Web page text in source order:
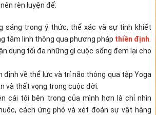
rèn luyện để:
sáng trong ý thức, thể xác và sự tinh khiết
tâm linh thông qua phương pháp thiền định
dụng tối đa những gì cuộc sống đem lại cho
định về thể lực và trí não thông qua tập Yoga
và thất vọng trong cuộc đời.
cái tôi bên trong của mình hơn là chỉ nhìn
cách ứng phó và xét đoán sự vật hàng